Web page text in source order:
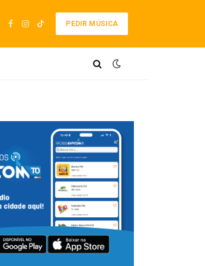
Facebook
Instagram
TikTok
PEDIR MÚSICA